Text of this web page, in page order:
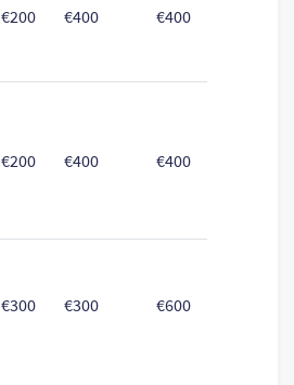
€200 €400 €400
€200 €400 €400
€300 €300 €600